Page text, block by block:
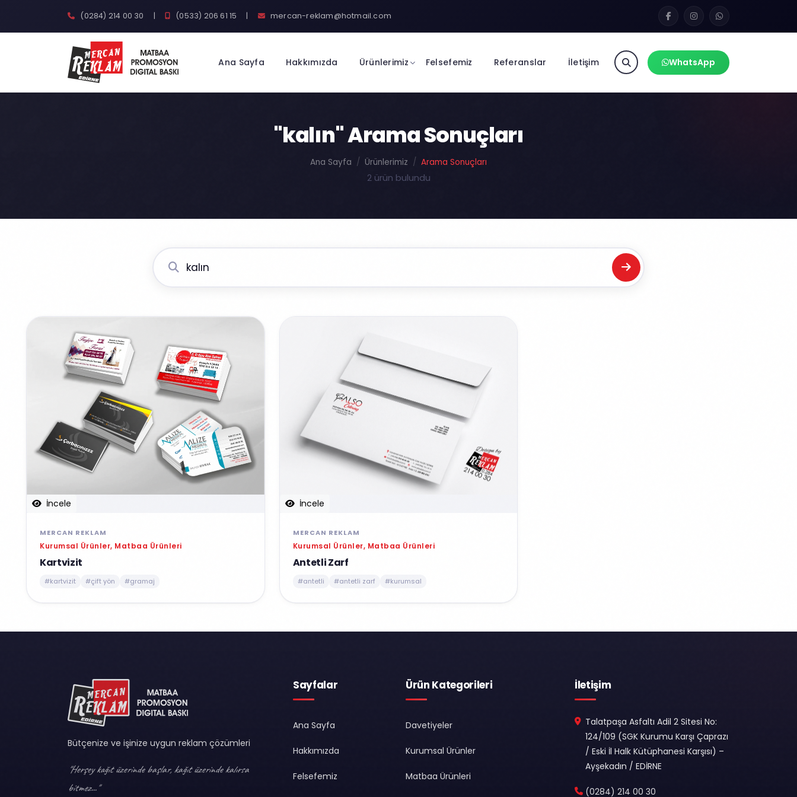
(0284) 214 00 30 | (0533) 206 61 15 | mercan-reklam@hotmail.com
Ana Sayfa Hakkımızda Ürünlerimiz Felsefemiz Referanslar İletişim WhatsApp
"kalın" Arama Sonuçları
Ana Sayfa Ürünlerimiz Arama Sonuçları
2 ürün bulundu
İncele
MERCAN REKLAM
Kurumsal Ürünler, Matbaa Ürünleri
Kartvizit
#kartvizit #çift yön #gramaj
İncele
MERCAN REKLAM
Kurumsal Ürünler, Matbaa Ürünleri
Antetli Zarf
#antetli #antetli zarf #kurumsal
Bütçenize ve işinize uygun reklam çözümleri
"Herşey kağıt üzerinde başlar, kağıt üzerinde kalırsa
bitmez..."
Sayfalar
Ana Sayfa
Hakkımızda
Felsefemiz
Ürün Kategorileri
Davetiyeler
Kurumsal Ürünler
Matbaa Ürünleri
İletişim
Talatpaşa Asfaltı Adil 2 Sitesi No:
124/109 (SGK Kurumu Karşı Çaprazı
/ Eski İl Halk Kütüphanesi Karşısı) –
Ayşekadın / EDİRNE
(0284) 214 00 30